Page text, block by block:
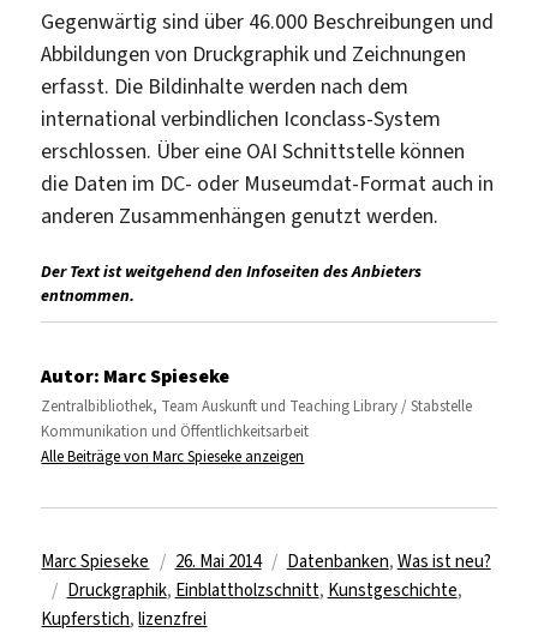
Gegenwärtig sind über 46.000 Beschreibungen und
Abbildungen von Druckgraphik und Zeichnungen
erfasst. Die Bildinhalte werden nach dem
international verbindlichen Iconclass-System
erschlossen. Über eine OAI Schnittstelle können
die Daten im DC- oder Museumdat-Format auch in
anderen Zusammenhängen genutzt werden.
Der Text ist weitgehend den Infoseiten des Anbieters
entnommen.
Autor: Marc Spieseke
Zentralbibliothek, Team Auskunft und Teaching Library / Stabstelle
Kommunikation und Öffentlichkeitsarbeit
Alle Beiträge von Marc Spieseke anzeigen
Autor
Marc Spieseke
Veröffentlicht
am
26. Mai 2014 Kategorien
Datenbanken, Was ist neu?
Schlagwörter
Druckgraphik, Einblattholzschnitt, Kunstgeschichte,
Kupferstich,lizenzfrei